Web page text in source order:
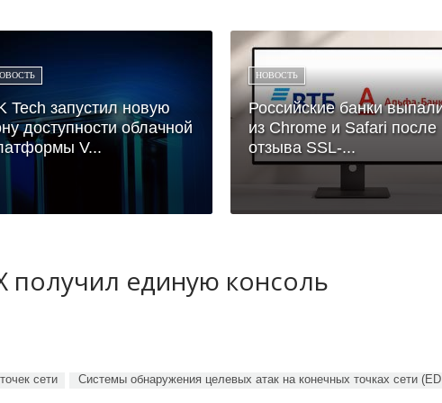
Tech запустил новую
доступности облачной
V...
НОВОСТЬ
Российские банки
из Chrome и Safari после
отзыва SSL-...
получил единую консоль
сети
Системы обнаружения целевых атак на конечных точках сети